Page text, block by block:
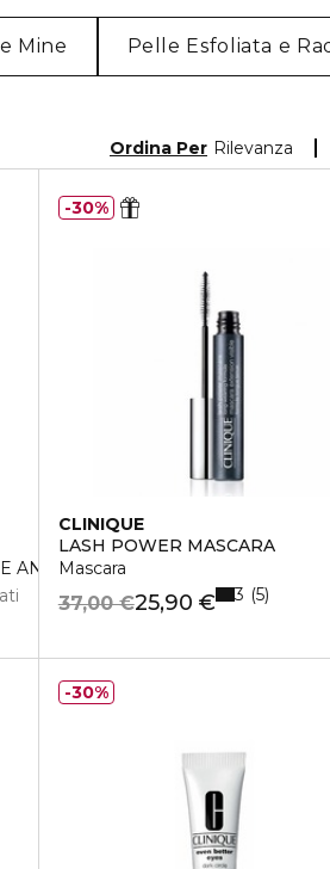
Mine Pelle Esfoliata e
Ordina Per Rilevanza
ANTI-OCCHIAIE
CLINIQUE
LASH POWER MASCARA
Mascara
25,90 €
37,00 € 3 5
30%
30%